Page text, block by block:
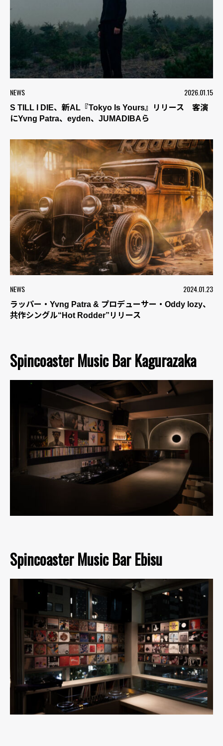
NEWS 2026.01.15
S TILL I DIE、新AL『Tokyo Is Yours』リリース 客演
にYvng Patra、eyden、JUMADIBAら
NEWS 2024.01.23
ラッパー・Yvng Patra & プロデューサー・Oddy lozy、
共作シングル“Hot Rodder”リリース
Spincoaster Music Bar Kagurazaka
Spincoaster Music Bar Ebisu